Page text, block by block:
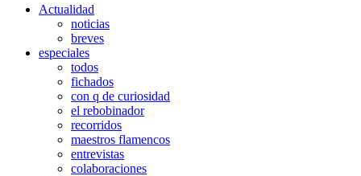
Actualidad
noticias
breves
especiales
todos
fichados
con q de curiosidad
el rebobinador
recorridos
maestros flamencos
entrevistas
colaboraciones